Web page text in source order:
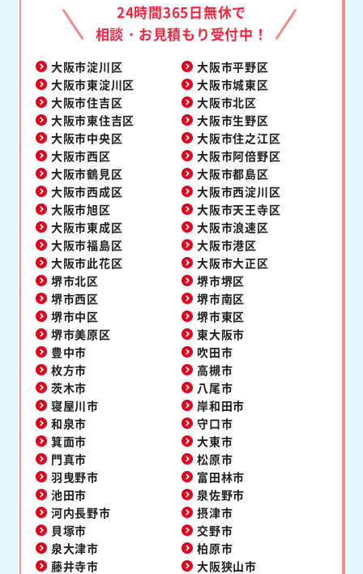
24時間365日無休で
相談・お見積もり受付中！
大阪市淀川区
大阪市平野区
大阪市東淀川区
大阪市城東区
大阪市住吉区
大阪市北区
大阪市東住吉区
大阪市生野区
大阪市中央区
大阪市住之江区
大阪市西区
大阪市阿倍野区
大阪市鶴見区
大阪市都島区
大阪市西成区
大阪市西淀川区
大阪市旭区
大阪市天王寺区
大阪市東成区
大阪市浪速区
大阪市福島区
大阪市港区
大阪市此花区
大阪市大正区
堺市北区
堺市堺区
堺市西区
堺市南区
堺市中区
堺市東区
堺市美原区
東大阪市
豊中市
吹田市
枚方市
高槻市
茨木市
八尾市
寝屋川市
岸和田市
和泉市
守口市
箕面市
大東市
門真市
松原市
羽曳野市
富田林市
池田市
泉佐野市
河内長野市
摂津市
貝塚市
交野市
泉大津市
柏原市
藤井寺市
大阪狭山市